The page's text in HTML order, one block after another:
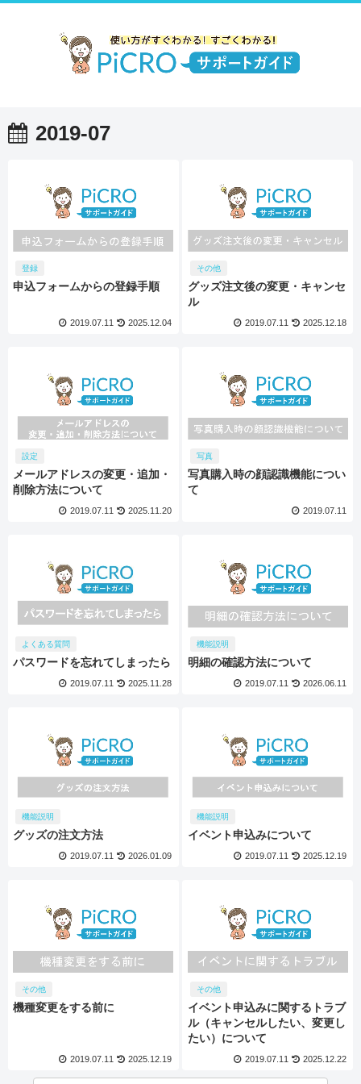
2019-07
登録
申込フォームからの登録手順
2019.07.11 2025.12.04
その他
グッズ注文後の変更・キャンセ
ル
2019.07.11 2025.12.18
設定
メールアドレスの変更・追加・
削除方法について
2019.07.11 2025.11.20
写真
写真購入時の顔認識機能につい
て
2019.07.11
よくある質問
パスワードを忘れてしまったら
2019.07.11 2025.11.28
機能説明
明細の確認方法について
2019.07.11 2026.06.11
機能説明
グッズの注文方法
2019.07.11 2026.01.09
機能説明
イベント申込みについて
2019.07.11 2025.12.19
その他
機種変更をする前に
2019.07.11 2025.12.19
その他
イベント申込みに関するトラブ
ル（キャンセルしたい、変更し
たい）について
2019.07.11 2025.12.22